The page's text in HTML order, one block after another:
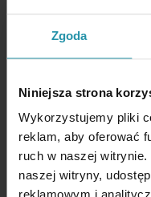
Zgoda
Niniejsza strona
Wykorzystujemy pliki
reklam, aby oferować
ruch w naszej
naszej witryny,
Eigenschaften, die die Haftkraft
Art des Stoffes– die Haftkraft